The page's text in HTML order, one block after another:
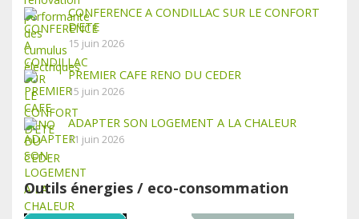
CONFERENCE A CONDILLAC SUR LE CONFORT
D’ETE
15 juin 2026
PREMIER CAFE RENO DU CEDER
15 juin 2026
ADAPTER SON LOGEMENT A LA CHALEUR
11 juin 2026
Outils énergies / eco-consommation